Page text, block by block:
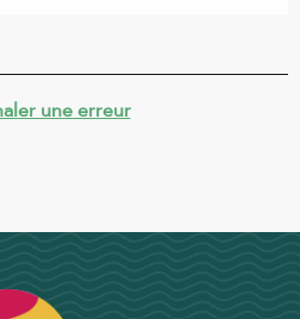
une erreur